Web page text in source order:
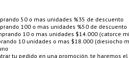
50 o mas unidades %35 de descuento
100 o mas unidades %50 de descuento
10 o mas unidades $14.000 (catorce
10 unidades o mas $18.000 (diesiocho
tu pedido en una promoción, te haremos